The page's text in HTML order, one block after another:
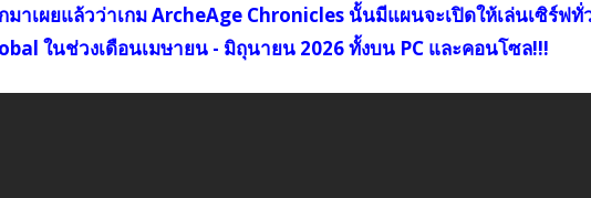
มาเผยแล้วว่าเกม ArcheAge Chronicles นั้นมีแผนจะเปิดให้เล่นเซิร์ฟทั่
ในช่วงเดือนเมษายน - มิถุนายน 2026 ทั้งบน PC และคอนโซล!!!